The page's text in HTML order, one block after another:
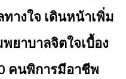
างใจ เดินหน้าเพิ่ม
ยาบาลจิตใจเบื้อง
คนพิการมีอาชีพ